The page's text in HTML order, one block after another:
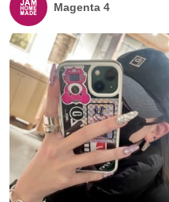
Magenta 4